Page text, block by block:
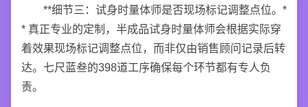
**细节三：试身时量体师是否现场标记调整点位。*
* 真正专业的定制，半成品试身时量体师会根据实际穿
着效果现场标记调整点位，而非仅由销售顾问记录后转
达。七尺蓝叁的398道工序确保每个环节都有专人负
责。